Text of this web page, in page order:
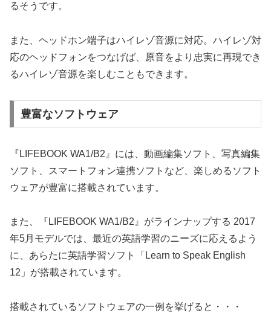
るそうです。
また、ヘッドホン端子はハイレゾ音源に対応。ハイレゾ対
応のヘッドフォンをつなげば、原音をより忠実に再現でき
るハイレゾ音源を楽しむこともできます。
豊富なソフトウェア
『LIFEBOOK WA1/B2』には、動画編集ソフト、写真編集
ソフト、スマートフォン連携ソフトなど、楽しめるソフト
ウェアが豊富に搭載されています。
また、『LIFEBOOK WA1/B2』がラインナップする 2017
年5月モデルでは、最近の英語学習のニーズに応えるよう
に、あらたに英語学習ソフト「Learn to Speak English
12」が搭載されています。
搭載されているソフトウェアの一例を挙げると・・・